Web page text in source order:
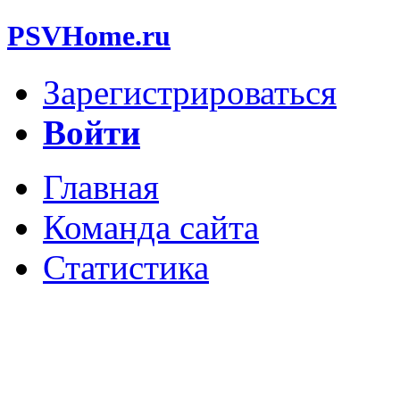
PSVHome.ru
Зарегистрироваться
Войти
Главная
Команда сайта
Статистика